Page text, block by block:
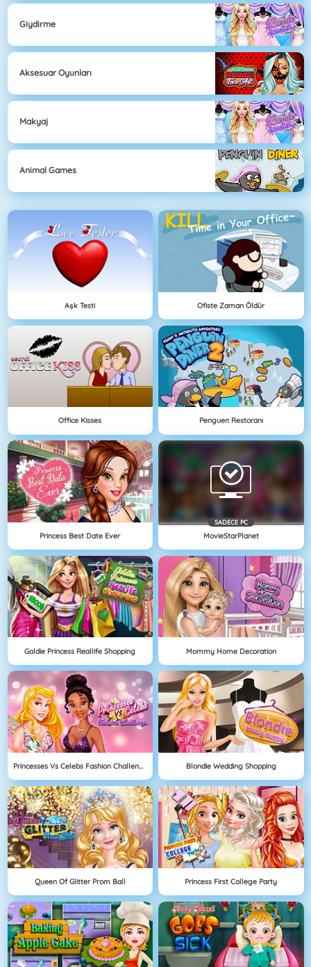
Giydirme
Aksesuar Oyunları
Makyaj
Animal Games
Aşk Testi Ofiste Zaman Öldür
Office Kisses Penguen Restoranı
Princess Best Date Ever
SADECE PC
MovieStarPlanet
Goldie Princess Reallife Shopping Mommy Home Decoration
Princesses Vs Celebs Fashion Challenge Blondie Wedding Shopping
Queen Of Glitter Prom Ball Princess First College Party